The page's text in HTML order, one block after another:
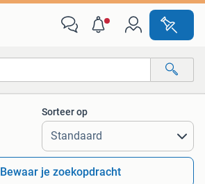
Alle afstanden…
Sorteer op
Bewaar je zoekopdracht